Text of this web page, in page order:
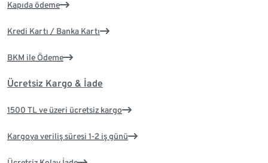
Kapıda ödeme
Kredi Kartı / Banka Kartı
BKM ile Ödeme
Ücretsiz Kargo & İade
1500 TL ve üzeri ücretsiz kargo
Kargoya veriliş süresi 1-2 iş günü